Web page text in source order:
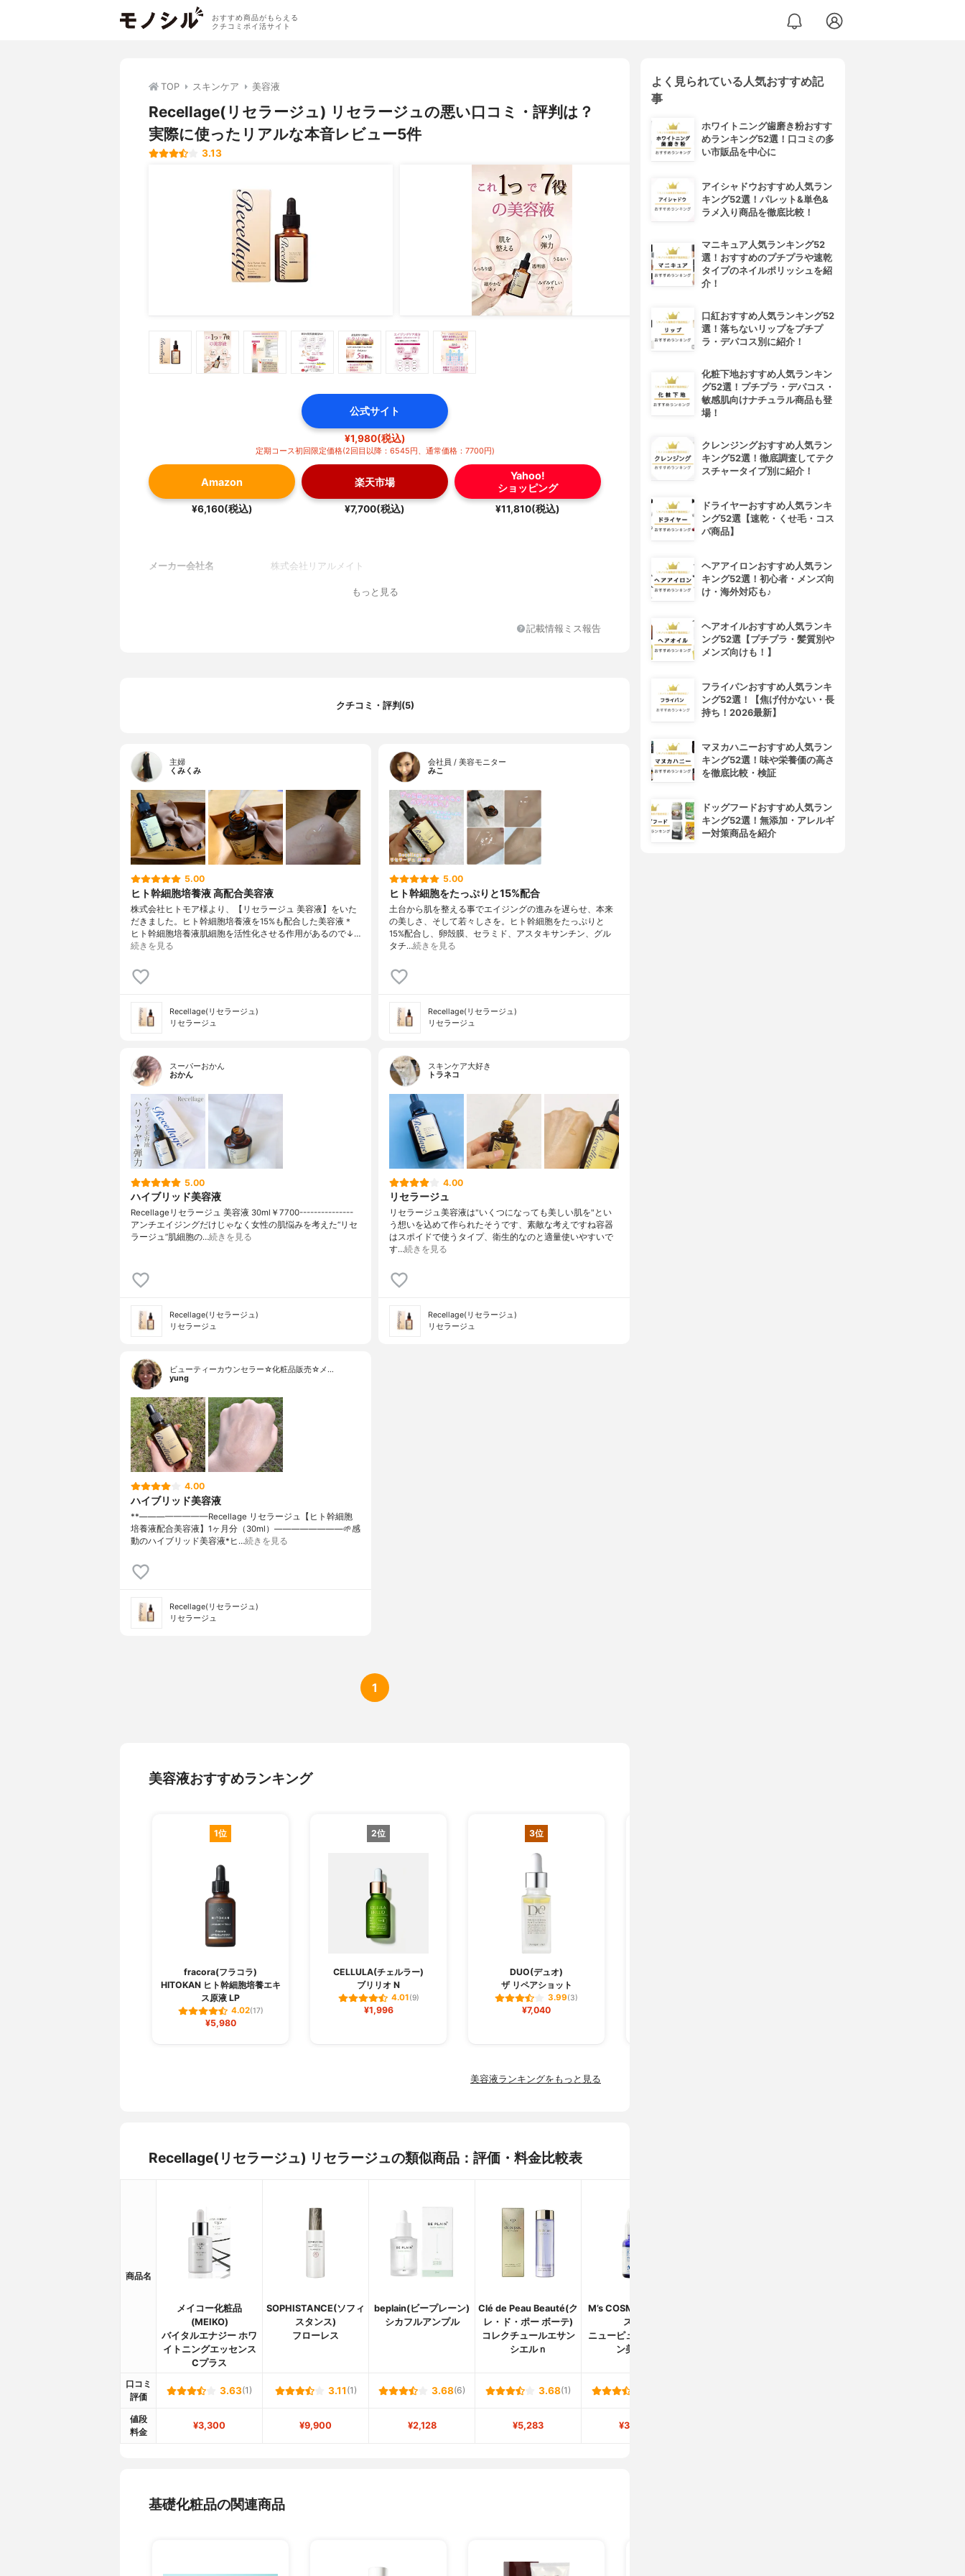
おすすめ商品がもらえる
クチコミポイ活サイト
TOP スキンケア 美容液
Recellage(リセラージュ) リセラージュの悪い口コミ・評判は？
実際に使ったリアルな本音レビュー5件
3.13
公式サイト
¥1,980(税込)
定期コース初回限定価格(2回目以降：6545円、通常価格：7700円)
Amazon
¥6,160(税込)
楽天市場
¥7,700(税込)
Yahoo!
ショッピング
¥11,810(税込)
メーカー会社名 株式会社リアルメイト
もっと見る
記載情報ミス報告
クチコミ・評判(5)
主婦
くみくみ
5.00
ヒト幹細胞培養液 高配合美容液
株式会社ヒトモア様より、【リセラージュ 美容液】をいた
だきました。ヒト幹細胞培養液を15%も配合した美容液＊
ヒト幹細胞培養液肌細胞を活性化させる作用があるので↓…
続きを見る
Recellage(リセラージュ)
リセラージュ
会社員 / 美容モニター
みこ
5.00
ヒト幹細胞をたっぷりと15%配合
土台から肌を整える事でエイジングの進みを遅らせ、本来
の美しさ、そして若々しさを。ヒト幹細胞をたっぷりと
15%配合し、卵殻膜、セラミド、アスタキサンチン、グル
タチ…続きを見る
Recellage(リセラージュ)
リセラージュ
スーパーおかん
おかん
5.00
ハイブリッド美容液
Recellageリセラージュ 美容液 30ml￥7700---------------
アンチエイジングだけじゃなく女性の肌悩みを考えた“リセ
ラージュ”肌細胞の…続きを見る
Recellage(リセラージュ)
リセラージュ
スキンケア大好き
トラネコ
4.00
リセラージュ
リセラージュ美容液は"いくつになっても美しい肌を"とい
う想いを込めて作られたそうです、素敵な考えですね容器
はスポイドで使うタイプ、衛生的なのと適量使いやすいで
す…続きを見る
Recellage(リセラージュ)
リセラージュ
ビューティーカウンセラー☆化粧品販売☆メ…
yung
4.00
ハイブリッド美容液
**⁡————————Recellage リセラージュ【ヒト幹細胞
培養液配合美容液】1ヶ月分（30ml）————————⁡⁡⁡🌱感
動のハイブリッド美容液⁡⁡*ヒ…続きを見る
Recellage(リセラージュ)
リセラージュ
1
美容液おすすめランキング
1位
fracora(フラコラ)
HITOKAN ヒト幹細胞培養エキ
ス原液 LP
4.02(17)
¥5,980
2位
CELLULA(チェルラー)
ブリリオ N
4.01(9)
¥1,996
3位
DUO(デュオ)
ザ リペアショット
3.99(3)
¥7,040
美容液ランキングをもっと見る
Recellage(リセラージュ) リセラージュの類似商品：評価・料金比較表
商品名
メイコー化粧品
(MEIKO)
バイタルエナジー ホワ
イトニングエッセンス
Cプラス
SOPHISTANCE(ソフィ
スタンス)
フローレス
beplain(ビープレーン)
シカフルアンプル
Clé de Peau Beauté(ク
レ・ド・ポー ボーテ)
コレクチュールエサン
シエルｎ
M’s COSME(エムズコ
スメ)
ニューピュアフコイダ
ン美容液
口コミ
評価
3.63(1) 3.11 (1) 3.68(6) 3.68(1)
値段
料金
¥3,300 ¥9,900 ¥2,128 ¥5,283 ¥3,960
基礎化粧品の関連商品
よく見られている人気おすすめ記
事
ホワイトニング歯磨き粉おすす
めランキング52選！口コミの多
い市販品を中心に
アイシャドウおすすめ人気ラン
キング52選！パレット&単色&
ラメ入り商品を徹底比較！
マニキュア人気ランキング52
選！おすすめのプチプラや速乾
タイプのネイルポリッシュを紹
介！
口紅おすすめ人気ランキング52
選！落ちないリップをプチプ
ラ・デパコス別に紹介！
化粧下地おすすめ人気ランキン
グ52選！プチプラ・デパコス・
敏感肌向けナチュラル商品も登
場！
クレンジングおすすめ人気ラン
キング52選！徹底調査してテク
スチャータイプ別に紹介！
ドライヤーおすすめ人気ランキ
ング52選【速乾・くせ毛・コス
パ商品】
ヘアアイロンおすすめ人気ラン
キング52選！初心者・メンズ向
け・海外対応も♪
ヘアオイルおすすめ人気ランキ
ング52選【プチプラ・髪質別や
メンズ向けも！】
フライパンおすすめ人気ランキ
ング52選！【焦げ付かない・長
持ち！2026最新】
マヌカハニーおすすめ人気ラン
キング52選！味や栄養価の高さ
を徹底比較・検証
ドッグフードおすすめ人気ラン
キング52選！無添加・アレルギ
ー対策商品を紹介